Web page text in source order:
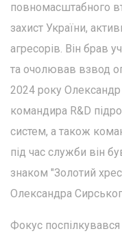
повномасштабного
захист України,
агресорів. Він брав
та очолював взвод
2024 року
командира R&D
систем, а також
під час служби він
знаком "Золотий
Олександра
Фокус